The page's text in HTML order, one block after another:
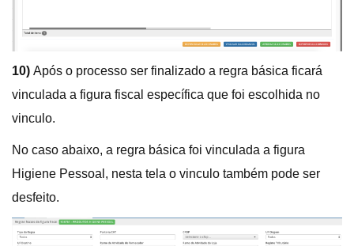
10) Após o processo ser finalizado a regra básica ficará
vinculada a figura fiscal específica que foi escolhida no
vinculo.
No caso abaixo, a regra básica foi vinculada a figura
Higiene Pessoal, nesta tela o vinculo também pode ser
desfeito.